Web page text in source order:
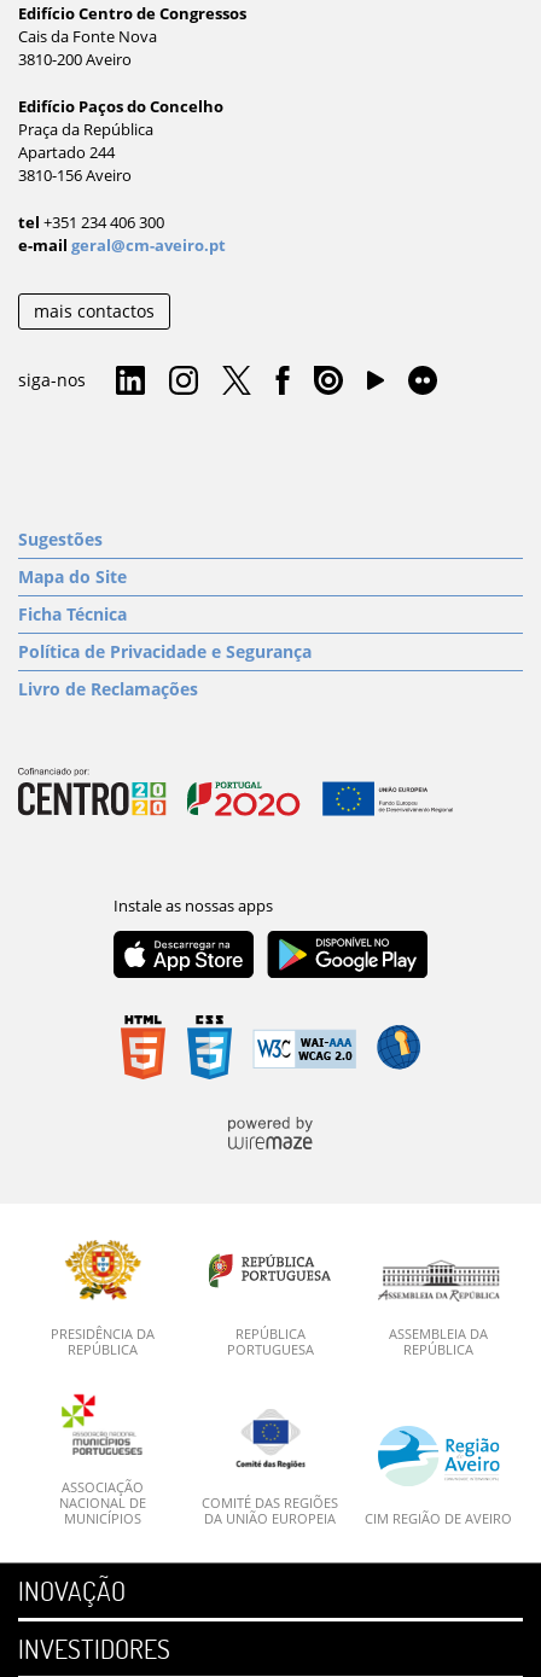
Edifício Centro de Congressos
Cais da Fonte Nova
3810-200 Aveiro
Edifício Paços do Concelho
Praça da República
Apartado 244
3810-156 Aveiro
tel +351 234 406 300
e-mail geral@cm-aveiro.pt
mais contactos
siga-nos
Sugestões
Mapa do Site
Ficha Técnica
Política de Privacidade e Segurança
Livro de Reclamações
PRESIDÊNCIA DA
REPÚBLICA
REPÚBLICA
PORTUGUESA
ASSEMBLEIA DA
REPÚBLICA
ASSOCIAÇÃO
NACIONAL DE
MUNICÍPIOS
COMITÉ DAS REGIÕES
DA UNIÃO EUROPEIA
CIM REGIÃO DE AVEIRO
INOVAÇÃO
INVESTIDORES